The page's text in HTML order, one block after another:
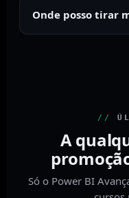
Onde posso tirar
//
A
Só o Power BI